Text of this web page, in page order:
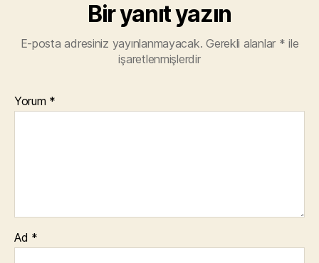
Bir yanıt yazın
E-posta adresiniz yayınlanmayacak. Gerekli alanlar * ile
işaretlenmişlerdir
Yorum *
Ad *